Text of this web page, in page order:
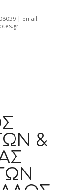
| email:
&